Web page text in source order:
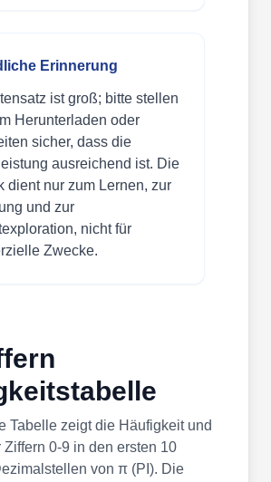
Erinnerung
ist groß; bitte stellen
Herunterladen oder
sicher, dass die
ausreichend ist. Die
dient nur zum Lernen, zur
und zur
nicht für
Zwecke.
Tabelle zeigt die Häufigkeit und
0-9 in den ersten 10
von π (PI). Die